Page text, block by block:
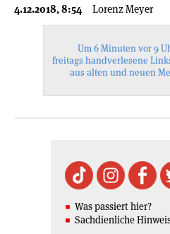
4.12.2018, 8:54 Lorenz Meyer
Um 6 Minuten vor 9
freitags handverlesene
aus alten und neuen
Was passiert hier?
Sachdienliche